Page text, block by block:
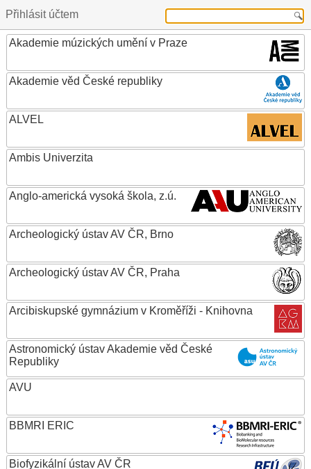
Přihlásit účtem
Akademie múzických umění v Praze
Akademie věd České republiky
ALVEL
Ambis Univerzita
Anglo-americká vysoká škola, z.ú.
Archeologický ústav AV ČR, Brno
Archeologický ústav AV ČR, Praha
Arcibiskupské gymnázium v Kroměříži - Knihovna
Astronomický ústav Akademie věd České
Republiky
AVU
BBMRI ERIC
Biofyzikální ústav AV ČR